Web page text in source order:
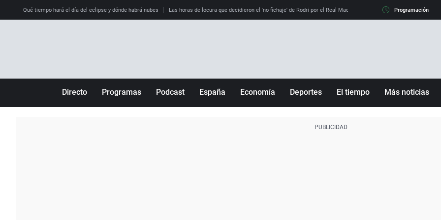
Qué tiempo hará el día del eclipse y dónde habrá nubes Las horas de locura que decidieron el 'no fichaje' de Rodri por el Real Madrid y su 'sí' al Barça La llamada
Programación
Directo Programas Podcast España Economía Deportes El tiempo Más noticias